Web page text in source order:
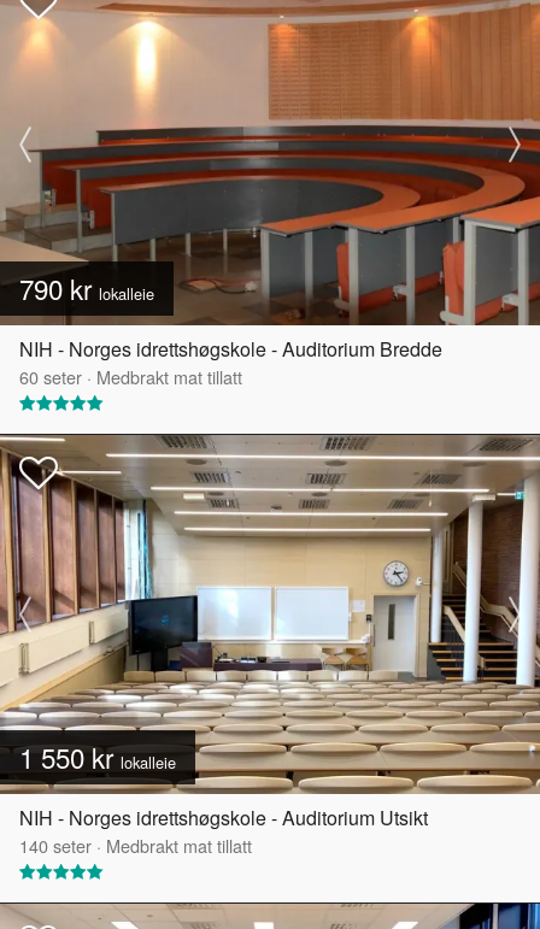
790 kr lokalleie
NIH - Norges idrettshøgskole - Auditorium Bredde
60seter · Medbrakt mat tillatt
1 550 krlokalleie
NIH - Norges idrettshøgskole - Auditorium Utsikt
140seter · Medbrakt mat tillatt